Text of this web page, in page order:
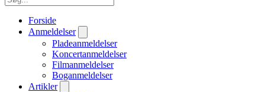
Forside
Anmeldelser
Pladeanmeldelser
Koncertanmeldelser
Filmanmeldelser
Boganmeldelser
Artikler